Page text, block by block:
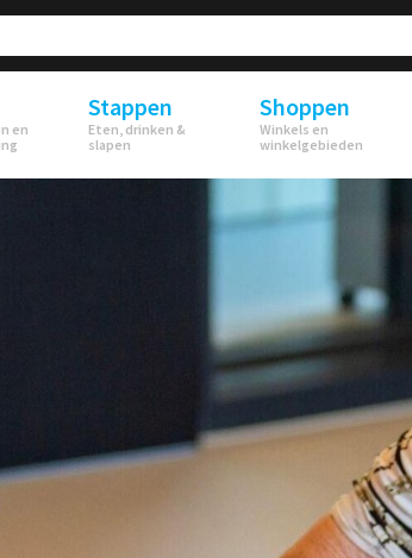
en
Stappen
Eten, drinken &
slapen
Shoppen
Winkels en
winkelgebieden